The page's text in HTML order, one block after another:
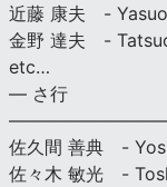
近藤 康夫 -
金野 達夫 -
etc…
— さ行
佐久間 善典 -
佐々木 敏光 -